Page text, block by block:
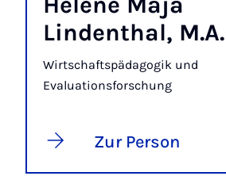
Lindenthal, M.A.
Wirtschaftspädagogik und
Evaluationsforschung
Zur Person